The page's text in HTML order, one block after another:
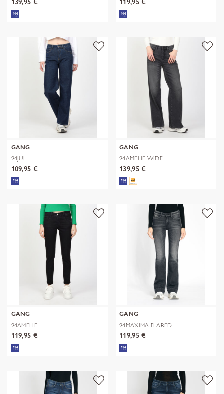
GANG
94JUL
109,95 €
GANG
94AMELIE WIDE
139,95 €
GANG
94AMELIE
119,95 €
GANG
94MAXIMA FLARED
119,95 €